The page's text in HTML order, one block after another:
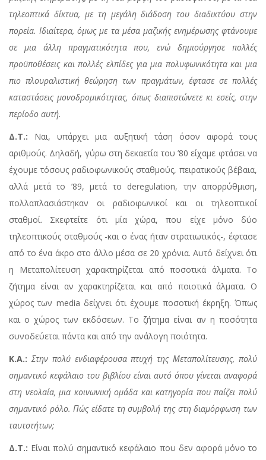
τηλεοπτικά δίκτυα, με τη μεγάλη διάδοση του διαδικτύου στην
πορεία. Ιδιαίτερα, όμως με τα μέσα μαζικής ενημέρωσης φτάνουμε
σε μια άλλη πραγματικότητα που, ενώ δημιούργησε πολλές
προϋποθέσεις και πολλές ελπίδες για μια πολυφωνικότητα και μια
πιο πλουραλιστική θεώρηση των πραγμάτων, έφτασε σε πολλές
καταστάσεις μονοδρομικότητας, όπως διαπιστώνετε κι εσείς, στην
περίοδο αυτή.
Δ.Τ.: Ναι, υπάρχει μια αυξητική τάση όσον αφορά τους
αριθμούς. Δηλαδή, γύρω στη δεκαετία του ’80 είχαμε φτάσει να
έχουμε τόσους ραδιοφωνικούς σταθμούς, πειρατικούς βέβαια,
αλλά μετά το ’89, μετά το deregulation, την απορρύθμιση,
πολλαπλασιάστηκαν οι ραδιοφωνικοί και οι τηλεοπτικοί
σταθμοί. Σκεφτείτε ότι μία χώρα, που είχε μόνο δύο
τηλεοπτικούς σταθμούς -και ο ένας ήταν στρατιωτικός-, έφτασε
από το ένα άκρο στο άλλο μέσα σε 20 χρόνια. Αυτό δείχνει ότι
η Μεταπολίτευση χαρακτηρίζεται από ποσοτικά άλματα. Το
ζήτημα είναι αν χαρακτηρίζεται και από ποιοτικά άλματα. Ο
χώρος των media δείχνει ότι έχουμε ποσοτική έκρηξη. Όπως
και ο χώρος των εκδόσεων. Το ζήτημα είναι αν η ποσότητα
συνοδεύεται πάντα και από την ανάλογη ποιότητα.
Κ.Α.: Στην πολύ ενδιαφέρουσα πτυχή της Μεταπολίτευσης, πολύ
σημαντικό κεφάλαιο του βιβλίου είναι αυτό όπου γίνεται αναφορά
στη νεολαία, μια κοινωνική ομάδα και κατηγορία που παίζει πολύ
σημαντικό ρόλο. Πώς είδατε τη συμβολή της στη διαμόρφωση των
ταυτοτήτων;
Δ.Τ.: Είναι πολύ σημαντικό κεφάλαιο που δεν αφορά μόνο το